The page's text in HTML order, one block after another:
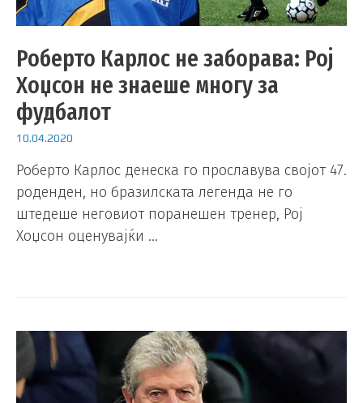
Роберто Карлос не заборава: Рој
Хоџсон не знаеше многу за
фудбалот
10.04.2020
Роберто Карлос денеска го прославува својот 47.
роденден, но бразилската легенда не го
штедеше неговиот поранешен тренер, Рој
Хоџсон оценувајќи …